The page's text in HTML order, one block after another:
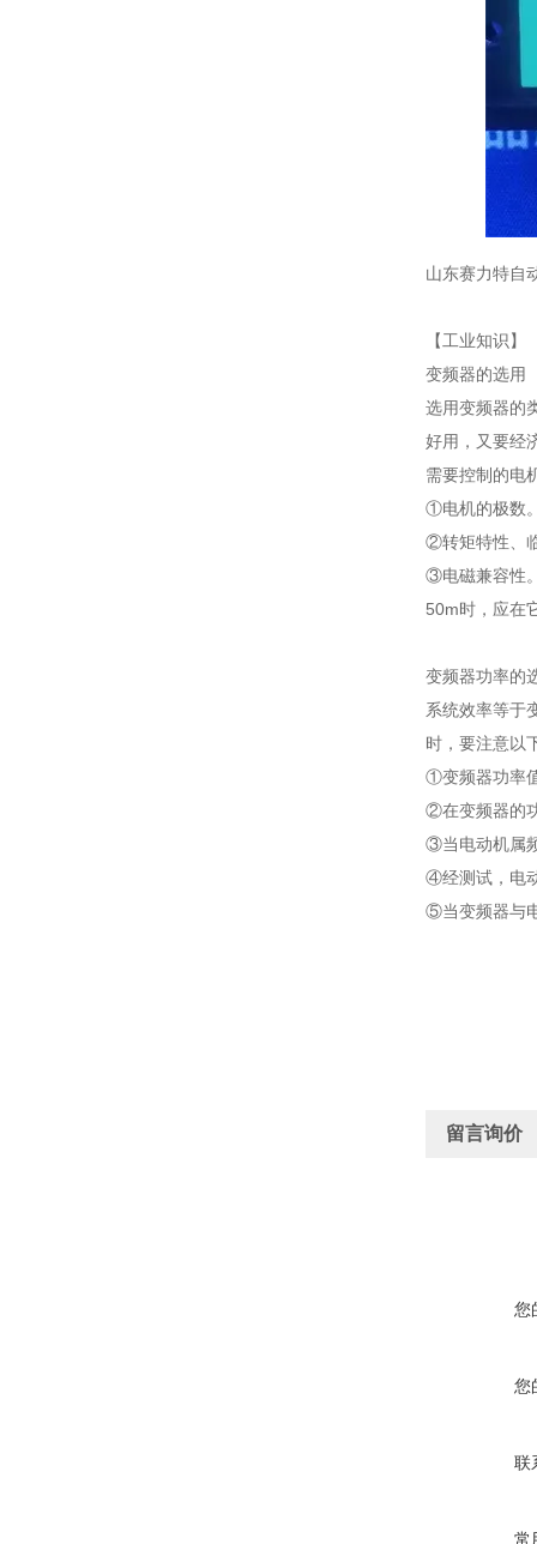
山东赛力特自
【工业知识】
变频器的选用
选用变频器的
好用，又要经
需要控制的电
①电机的极数
②转矩特性、
③电磁兼容性
50m时，应在
变频器功率的
系统效率等于
时，要注意以
①变频器功率
②在变频器的
③当电动机属
④经测试，电
⑤当变频器与
留言询价
您
您
联
常